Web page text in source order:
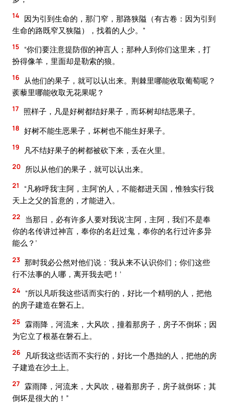
14 因为引到生命的，那门窄，那路狭隘（有古卷：因为引到
生命的路既窄又狭隘），找着的人少。”
15
“你们要注意提防假的神言人；那种人到你们这里来，打
扮得像羊，里面却是勒索的狼。
16
从他们的果子，就可以认出来。荆棘里哪能收取葡萄呢？
蒺藜里哪能收取无花果呢？
17 照样子，凡是好树都结好果子，而坏树却结恶果子。
18 好树不能生恶果子，坏树也不能生好果子。
19 凡不结好果子的树都被砍下来，丢在火里。
20 所以从他们的果子，就可以认出来。
21
“凡称呼我‘主阿，主阿’的人，不能都进天国，惟独实行我
天上之父的旨意的，才能进入。
22
当那日，必有许多人要对我说‘主阿，主阿，我们不是奉
你的名传讲过神言，奉你的名赶过鬼，奉你的名行过许多异
能么？’
23 那时我必公然对他们说：‘我从来不认识你们；你们这些
行不法事的人哪，离开我去吧！’
24 “所以凡听我这些话而实行的，好比一个精明的人，把他
的房子建造在磐石上。
25
霖雨降，河流来，大风吹，撞着那房子，房子不倒坏；因
为它立了根基在磐石上。
26
凡听我这些话而不实行的，好比一个愚拙的人，把他的房
子建造在沙土上。
27 霖雨降，河流来，大风吹，碰着那房子，房子就倒坏；其
倒坏是很大的！”